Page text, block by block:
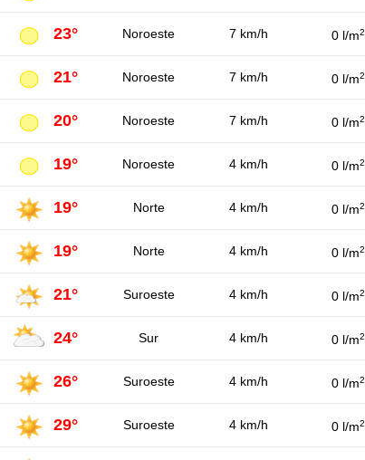
23° Noroeste 7 km/h 0 l/m2
21° Noroeste 7 km/h 0 l/m2
20° Noroeste 7 km/h 0 l/m2
19° Noroeste 4 km/h 0 l/m2
19° Norte 4 km/h 0 l/m2
19° Norte 4 km/h 0 l/m2
21° Suroeste 4 km/h 0 l/m2
24° Sur 4 km/h 0 l/m2
26° Suroeste 4 km/h 0 l/m2
29° Suroeste 4 km/h 0 l/m2